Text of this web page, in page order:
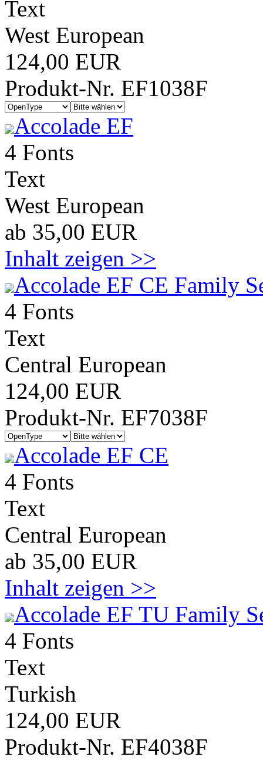
Text
West European
124,00 EUR
Produkt-Nr. EF1038F
Accolade EF
4 Fonts
Text
West European
ab 35,00 EUR
Inhalt zeigen >>
Accolade EF CE Family
4 Fonts
Text
Central European
124,00 EUR
Produkt-Nr. EF7038F
Accolade EF CE
4 Fonts
Text
Central European
ab 35,00 EUR
Inhalt zeigen >>
Accolade EF TU Family
4 Fonts
Text
Turkish
124,00 EUR
Produkt-Nr. EF4038F